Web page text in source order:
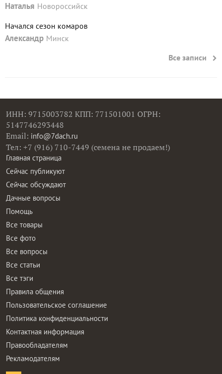
Наталья Новороссийск
Начался сезон комаров
Александр Минск
Все записи
ИНН: 9715003782 КПП: 771501001 ОГРН:
5147746293448
Email: info@7dach.ru
Тел: +7 (916) 710-7449 (семена не продаем!)
Главная страница
Сейчас публикуют
Сейчас обсуждают
Дачные вопросы
Помощь
Все товары
Все фото
Все вопросы
Все статьи
Все тэги
Правила общения
Пользовательское соглашение
Политика конфиденциальности
Контактная информация
Правообладателям
Рекламодателям